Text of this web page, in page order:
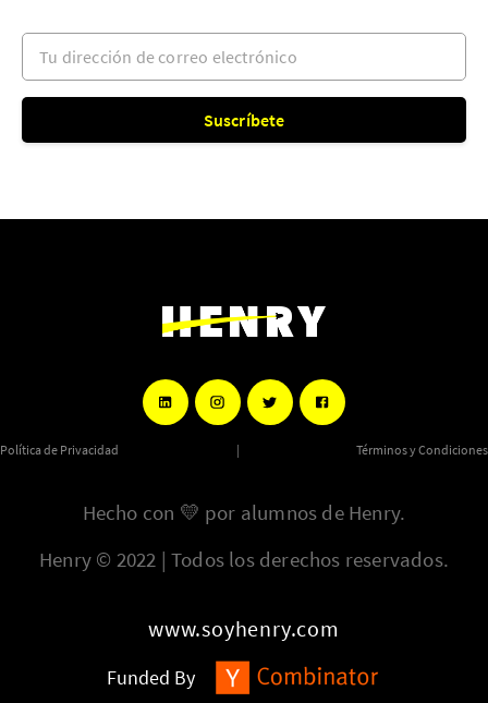
Tu dirección de correo electrónico
Suscríbete
Política de Privacidad | Términos y Condiciones
Hecho con 💛 por alumnos de Henry.
Henry © 2022 | Todos los derechos reservados.
www.soyhenry.com
Funded By